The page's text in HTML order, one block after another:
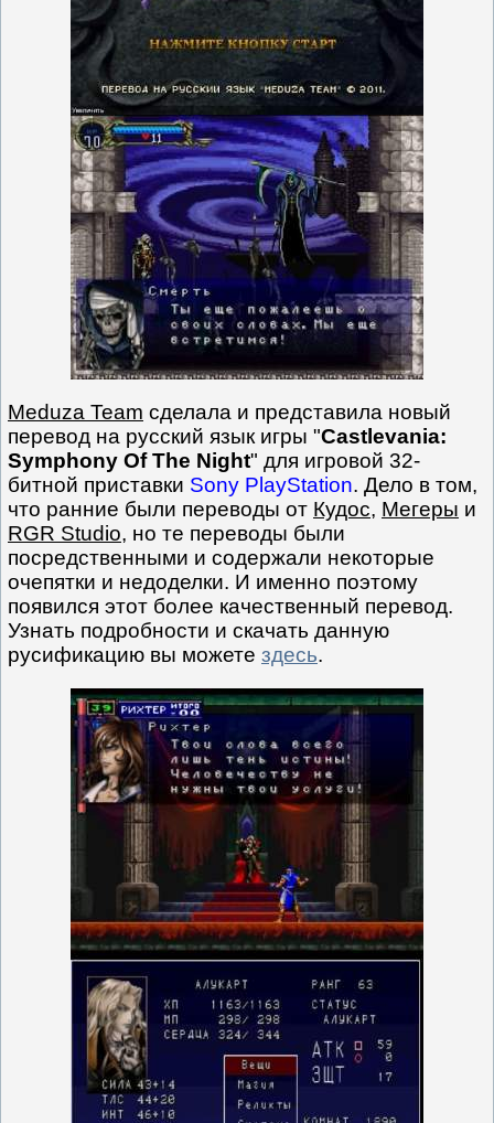
Meduza Team сделала и представила новый
перевод на русский язык игры "Castlevania:
Symphony Of The Night" для игровой 32-
битной приставки Sony PlayStation. Дело в том,
что ранние были переводы от Кудос, Мегеры и
RGR Studio, но те переводы были
посредственными и содержали некоторые
очепятки и недоделки. И именно поэтому
появился этот более качественный перевод.
Узнать подробности и скачать данную
русификацию вы можете здесь.